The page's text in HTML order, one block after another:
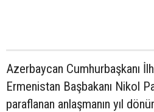
Azerbaycan Cumhurbaşkanı
Ermenistan Başbakanı Nikol
paraflanan anlaşmanın yıl